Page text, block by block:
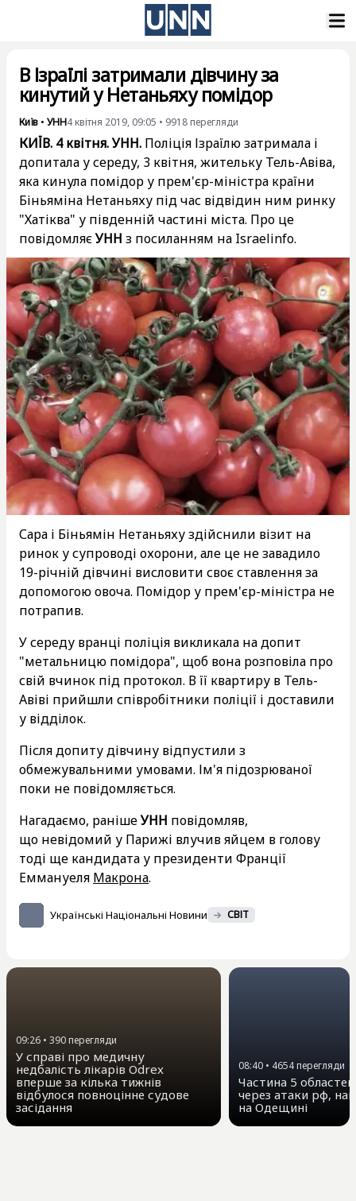
В Ізраїлі затримали дівчину за
кинутий у Нетаньяху помідор
Київ • УНН4 квітня 2019, 09:05 • 9918 перегляди
КИЇВ. 4 квітня. УНН. Поліція Ізраїлю затримала і
допитала у середу, 3 квітня, жительку Тель-Авіва,
яка кинула помідор у прем'єр-міністра країни
Біньяміна Нетаньяху під час відвідин ним ринку
"Хатіква" у південній частині міста. Про це
повідомляєУНН з посиланням на Israelinfo.
Сара і Біньямін Нетаньяху здійснили візит на
ринок у супроводі охорони, але це не завадило
19-річній дівчині висловити своє ставлення за
допомогою овоча. Помідор у прем'єр-міністра не
потрапив.
У середу вранці поліція викликала на допит
"метальницю помідора", щоб вона розповіла про
свій вчинок під протокол. В її квартиру в Тель-
Авіві прийшли співробітники поліції і доставили
у відділок.
Після допиту дівчину відпустили з
обмежувальними умовами. Ім'я підозрюваної
поки не повідомляється.
Нагадаємо, ранішеУНН повідомляв,
що невідомий у Парижі влучив яйцем в голову
тоді ще кандидата у президенти Франції
Еммануеля Макрона.
Українські Національні Новини СВІТ
09:26 • 390перегляди
У справі про медичну
недбалість лікарів Odrex
вперше за кілька тижнів
відбулося повноцінне судове
засідання
08:40 • 4654перегляди
Частина 5 областей
через атаки рф,
на Одещині